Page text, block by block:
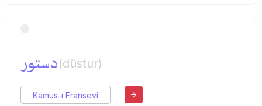
دستور(düstur)
Kamus-ı Fransevi